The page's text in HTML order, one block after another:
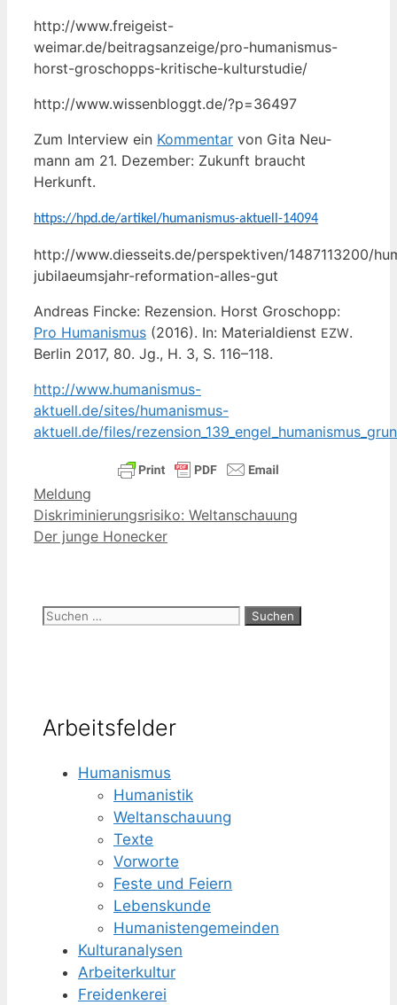
http://www.freigeist-
weimar.de/beitragsanzeige/pro-humanismus-
horst-groschopps-kritische-kulturstudie/
http://www.wissenbloggt.de/?p=36497
Zum Inter­view ein Kom­men­tar von Gita Neu­
mann am 21. Dezem­ber: Zukunft braucht
Herkunft.
https://hpd.de/artikel/humanismus-aktuell-14094
http://www.diesseits.de/perspektiven/1487113200/
jubilaeumsjahr-reformation-alles-gut
Andre­as Fin­cke: Rezen­si­on. Horst Gro­schopp:
Pro Huma­nis­mus (2016). In: Mate­ri­al­dienst EZW.
Ber­lin 2017, 80. Jg., H. 3, S. 116–118.
http://www.humanismus-
aktuell.de/sites/humanismus-
aktuell.de/files/
Kategorien
Meldung
Diskriminierungsrisiko: Weltanschauung
Der junge Honecker
Suchen
Arbeitsfelder
Humanismus
Humanistik
Weltanschauung
Texte
Vorworte
Feste und Feiern
Lebenskunde
Humanisten­gemeinden
Kulturanalysen
Arbeiterkultur
Freidenkerei